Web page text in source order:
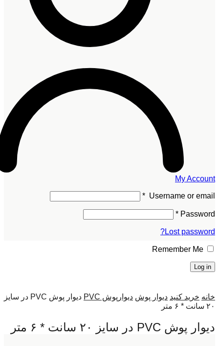
My Account
Username or email
*
Password
*
Lost password?
Remember Me
Log in
خانه خرید کنید دیوار پوش دیوارپوش PVC
دیوار پوش PVC در سایز
۲۰ سانت * ۶ متر
دیوار پوش PVC در سایز ۲۰ سانت * ۶ متر